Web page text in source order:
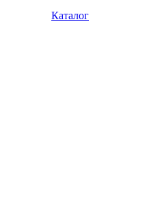
Каталог